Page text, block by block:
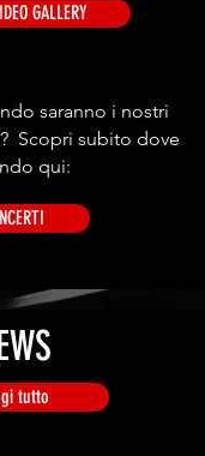
GALLERY
saranno i nostri
Scopri subito dove
qui:
tutto